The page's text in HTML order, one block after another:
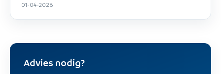
01-04-2026
Advies nodig?